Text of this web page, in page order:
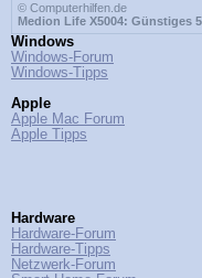
© Computerhilfen.de
Medion Life X5004: Günstiges
Windows
Windows-Forum
Windows-Tipps
Apple
Apple Mac Forum
Apple Tipps
Hardware
Hardware-Forum
Hardware-Tipps
Netzwerk-Forum